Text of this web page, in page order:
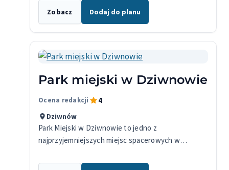
Zobacz Dodaj do planu
Park miejski w Dziwnowie
Ocena redakcji 4
Dziwnów
Park Miejski w Dziwnowie to jedno z
najprzyjemniejszych miejsc spacerowych w
przestrzenią do wypoczynku. Dzięki bogatej